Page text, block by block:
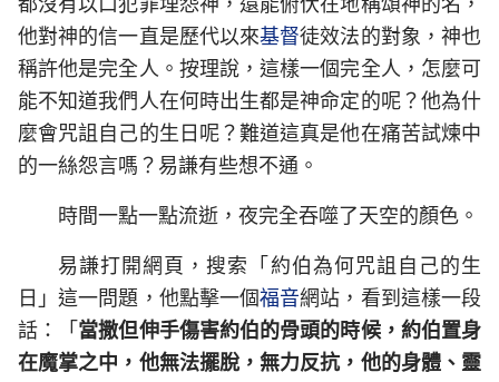
他對神的信一直是歷代以來基督徒效法的對象，神也
稱許他是完全人。按理說，這樣一個完全人，怎麼可
能不知道我們人在何時出生都是神命定的呢？他為什
麼會咒詛自己的生日呢？難道這真是他在痛苦試煉中
的一絲怨言嗎？易謙有些想不通。
時間一點一點流逝，夜完全吞噬了天空的顏色。
易謙打開網頁，搜索「約伯為何咒詛自己的生
日」這一問題，他點擊一個福音網站，看到這樣一段
話：「 當撒但伸手傷害約伯的骨頭的時候，約伯置身
在魔掌之中，他無法擺脫，無力反抗，他的身體、靈